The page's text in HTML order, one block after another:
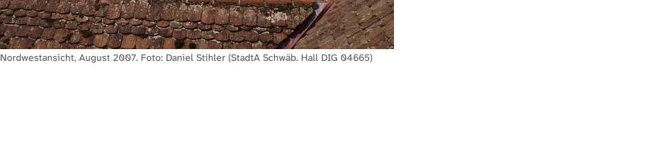
Nordwestansicht, August 2007. Foto: Daniel Stihler (StadtA Schwäb. Hall DIG 04665)